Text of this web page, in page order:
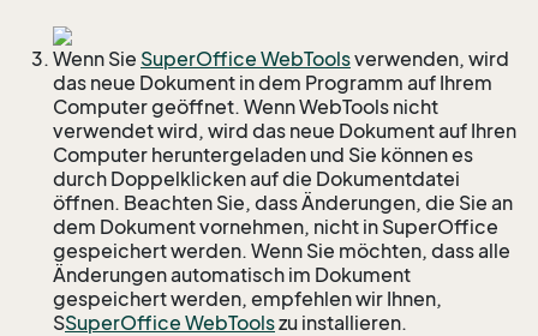
Wenn Sie SuperOffice WebToolsverwenden, wird
das neue Dokument in dem Programm auf Ihrem
Computer geöffnet. Wenn WebTools nicht
verwendet wird, wird das neue Dokument auf Ihren
Computer heruntergeladen und Sie können es
durch Doppelklicken auf die Dokumentdatei
öffnen. Beachten Sie, dass Änderungen, die Sie an
dem Dokument vornehmen, nicht in SuperOffice
gespeichert werden. Wenn Sie möchten, dass alle
Änderungen automatisch im Dokument
gespeichert werden, empfehlen wir Ihnen,
SSuperOffice WebToolszu installieren.